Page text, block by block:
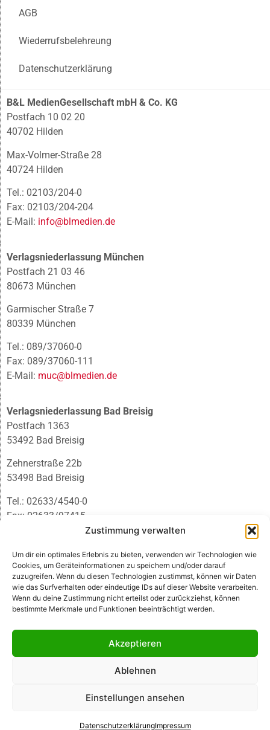
Zustimmung verwalten
Um dir ein optimales Erlebnis zu bieten, verwenden wir Technologien wie
Cookies, um Geräteinformationen zu speichern und/oder darauf
zuzugreifen. Wenn du diesen Technologien zustimmst, können wir Daten
wie das Surfverhalten oder eindeutige IDs auf dieser Website verarbeiten.
Wenn du deine Zustimmung nicht erteilst oder zurückziehst, können
bestimmte Merkmale und Funktionen beeinträchtigt werden.
Akzeptieren
Ablehnen
Einstellungen ansehen
DatenschutzerklärungImpressum
AGB
Wiederrufsbelehreung
Datenschutzerklärung
B&L MedienGesellschaft mbH & Co. KG
Postfach 10 02 20
40702 Hilden
Max-Volmer-Straße 28
40724 Hilden
Tel.: 02103/204-0
Fax: 02103/204-204
E-Mail: info@blmedien.de
Verlagsniederlassung München
Postfach 21 03 46
80673 München
Garmischer Straße 7
80339 München
Tel.: 089/37060-0
Fax: 089/37060-111
E-Mail: muc@blmedien.de
Verlagsniederlassung Bad Breisig
Postfach 1363
53492 Bad Breisig
Zehnerstraße 22b
53498 Bad Breisig
Tel.: 02633/4540-0
Fax: 02633/97415
infobb@blmedien.de